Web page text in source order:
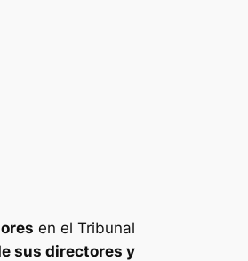
en el Tribunal
sus directores y